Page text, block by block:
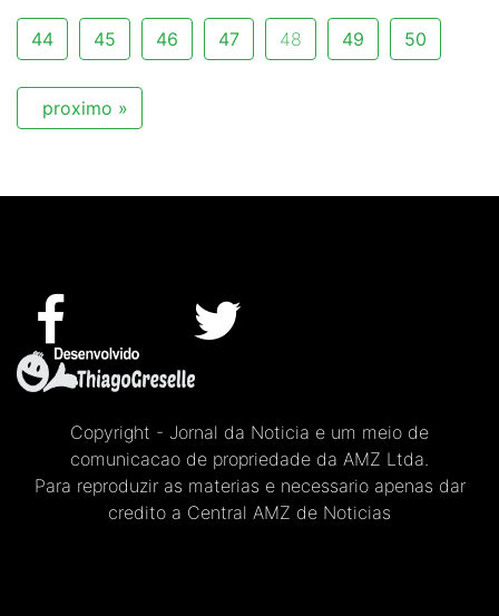
44 45 46 47 48 49 50
proximo »
Copyright - Jornal da Noticia e um meio de
comunicacao de propriedade da AMZ Ltda.
Para reproduzir as materias e necessario apenas dar
credito a Central AMZ de Noticias